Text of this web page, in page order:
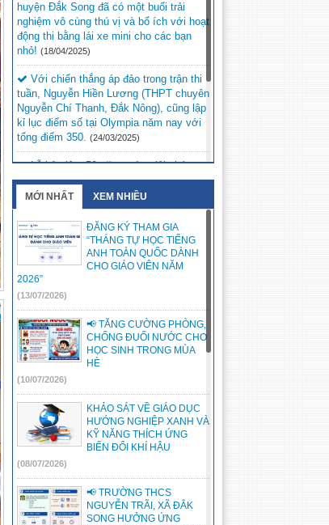
huyện Đắk Song đã có một buổi trải
nghiệm vô cùng thú vị và bổ ích với hoạt
động thi bằng lái xe mini cho các bạn
nhỏ! (18/04/2025)
Với chiến thắng áp đảo trong trận thi
tuần, Nguyễn Hiền Lương (THPT chuyên
Nguyễn Chí Thanh, Đắk Nông), cũng lập
kỉ lục điểm số tại Olympia năm nay với
tổng điểm 350. (24/03/2025)
Lễ kỷ niệm 50 năm ngày giải phóng
Đức Lập dự kiến sẽ diễn ra vào lúc 20h
ngày 9/3/2025 tại Quảng trường Đắk Mil.
Kỳ thi chọn học sinh giỏi trung học cơ
sở cấp tỉnh, năm học 2024 – 2025 tại
Hội đồng thi Đắk Song. (05/03/2025)
MỚI NHẤT XEM NHIỀU
ĐĂNG KÝ THAM GIA
“THÁNG TỰ HỌC TIẾNG
ANH TOÀN QUỐC DÀNH
CHO GIÁO VIÊN NĂM
2026”
(13/07/2026)
📢 TĂNG CƯỜNG PHÒNG,
CHỐNG ĐUỐI NƯỚC CHO
HỌC SINH TRONG MÙA
HÈ
(10/07/2026)
KHẢO SÁT VỀ GIÁO DỤC
HƯỚNG NGHIỆP XANH VÀ
KỸ NĂNG THÍCH ỨNG
BIẾN ĐỔI KHÍ HẬU
(08/07/2026)
📢 TRƯỜNG THCS
NGUYỄN TRÃI, XÃ ĐẮK
SONG HƯỞNG ỨNG